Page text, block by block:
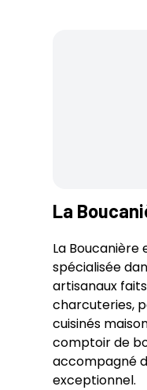
La
La Boucanière
spécialisée
artisanaux
charcuteries,
cuisinés
comptoir de
accompagné
exceptionnel.